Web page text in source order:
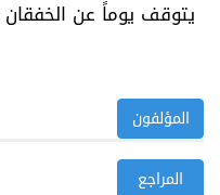
يتوقف يوماً عن
المؤلفون
المراجع